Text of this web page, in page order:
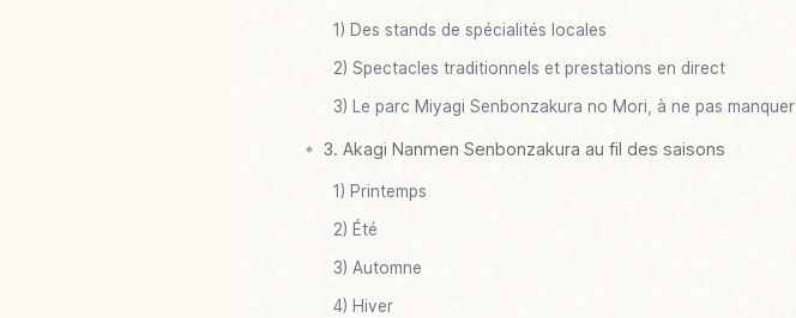
1) Des stands de spécialités locales
2) Spectacles traditionnels et prestations en direct
3) Le parc Miyagi Senbonzakura no Mori, à ne pas manquer
3. Akagi Nanmen Senbonzakura au fil des saisons
1) Printemps
2) Été
3) Automne
4) Hiver